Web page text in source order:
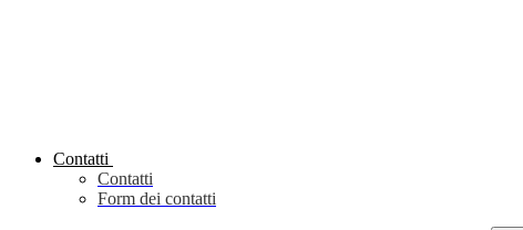
Contatti
Contatti
Form dei contatti